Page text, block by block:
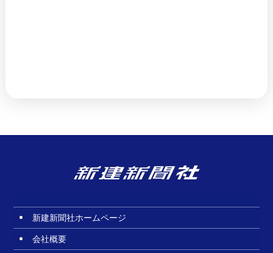
新建新聞社ホームページ
会社概要